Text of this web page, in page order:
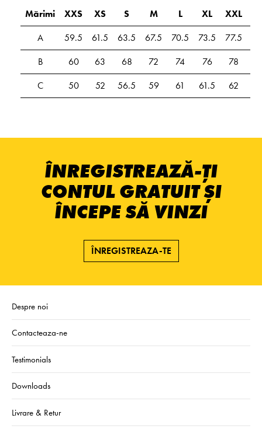
Mărimi XXS XS S M L XL XXL
A
59.5 61.5 63.5 67.5 70.5 73.5 77.5
B
60 63 68 72 74 76 78
C
50 52 56.5 59 61 61.5 62
ÎNREGISTREAZĂ-ȚI
CONTUL GRATUIT ȘI
ÎNCEPE SĂ VINZI
ÎNREGISTREAZA-TE
Despre noi
Contacteaza-ne
Testimonials
Downloads
Livrare & Retur